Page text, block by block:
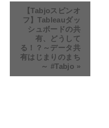
【Tabjoスピンオ
フ】Tableauダッ
シュボードの共
有、どうして
る！？～データ共
有はじまりのまち
～ #Tabjo »